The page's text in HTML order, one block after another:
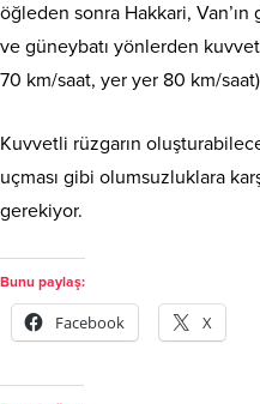
öğleden sonra Hakkari,
ve güneybatı yönlerden
70 km/saat, yer yer 80 km/
Kuvvetli rüzgarın
uçması gibi olumsuzluklara
gerekiyor.
Bunu paylaş:
Facebook X